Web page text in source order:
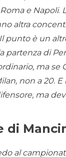
e Napoli.
altra
punto è un
partenza di
ma se
non a 20.
ma
di
al